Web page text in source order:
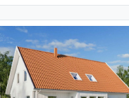
märka ut entrén. På
en stor entréhall upp sig
med trappan som axel
planlösningen runt huset i
cirkel.
placerar